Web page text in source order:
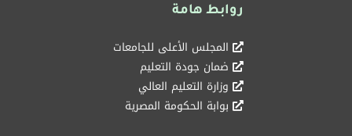
روابط هامة
المجلس الأعلى للجامعات
ضمان جودة التعليم
وزارة التعليم العالي
بوابة الحكومة المصرية